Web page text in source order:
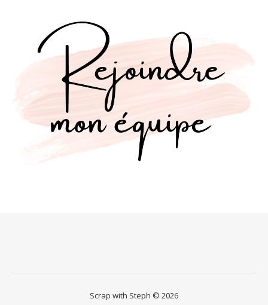
Scrap with Steph © 2026